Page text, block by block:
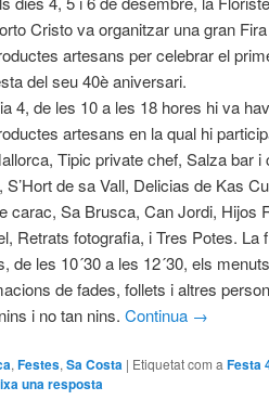
Cristo va organitzar una gran
artesans per celebrar el
del seu 40è aniversari.
4, de les 10 a les 18 hores hi va
artesans en la qual hi
Tipic private chef, Salza bar i
de sa Vall, Delicias de Kas
carac, Sa Brusca, Can Jordi, Hijos
Retrats fotografia, i Tres Potes. La
de les 10´30 a les 12´30, els
de fades, follets i altres
i no tan nins.Continua →
,Festes,Sa Costa | Etiquetat com a Festa
una resposta